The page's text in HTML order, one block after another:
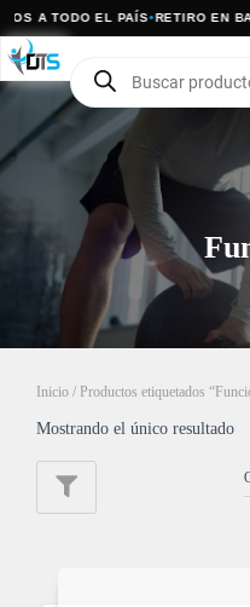
A TODO EL PAÍS•RETIRO EN
Inicio / Productos etiquetados
Mostrando el único resultado